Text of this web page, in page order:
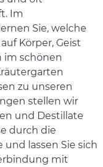
Im
Sie, welche
Körper, Geist
im schönen
zu unseren
stellen wir
und Destillate
durch die
lassen Sie sich
mit